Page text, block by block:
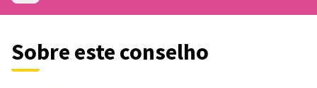
Sobre este conselho